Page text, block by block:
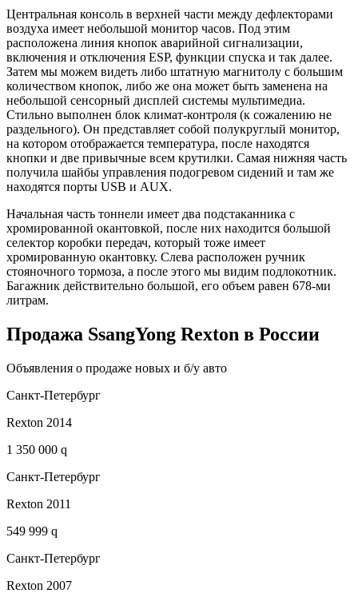
Центральная консоль в верхней части между дефлекторами
воздуха имеет небольшой монитор часов. Под этим
расположена линия кнопок аварийной сигнализации,
включения и отключения ESP, функции спуска и так далее.
Затем мы можем видеть либо штатную магнитолу с большим
количеством кнопок, либо же она может быть заменена на
небольшой сенсорный дисплей системы мультимедиа.
Стильно выполнен блок климат-контроля (к сожалению не
раздельного). Он представляет собой полукруглый монитор,
на котором отображается температура, после находятся
кнопки и две привычные всем крутилки. Самая нижняя часть
получила шайбы управления подогревом сидений и там же
находятся порты USB и AUX.
Начальная часть тоннели имеет два подстаканника с
хромированной окантовкой, после них находится большой
селектор коробки передач, который тоже имеет
хромированную окантовку. Слева расположен ручник
стояночного тормоза, а после этого мы видим подлокотник.
Багажник действительно большой, его объем равен 678-ми
литрам.
Продажа SsangYong Rexton в России
Объявления о продаже новых и б/у авто
Санкт-Петербург
Rexton 2014
1 350 000 q
Санкт-Петербург
Rexton 2011
549 999 q
Санкт-Петербург
Rexton 2007